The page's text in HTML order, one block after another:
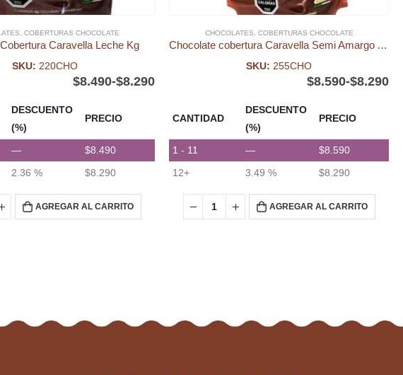
COBERTURAS CHOCOLATE
Caravella Leche Kg
SKU: 220CHO
$8.290
-
$8.490
DESCUENTO
(%)
PRECIO
— $8.490
2.36 % $8.290
AGREGAR AL CARRITO
CHOCOLATES COBERTURAS CHOCOLATE
Chocolate cobertura Caravella Semi Amargo Alfajor kg
SKU: 255CHO
$8.290
-
$8.590
CANTIDAD
DESCUENTO
(%)
PRECIO
1 - 11 — $8.590
12+
3.49 % $8.290
AGREGAR AL CARRITO